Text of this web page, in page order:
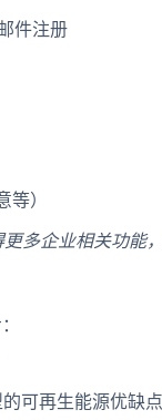
件注册
）
多企业相关功能
可再生能源优缺